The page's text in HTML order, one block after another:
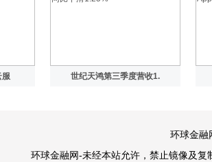
服 世纪天鸿第三季度营收1.
环球金融
环球金融网-未经本站允许，禁止镜像及